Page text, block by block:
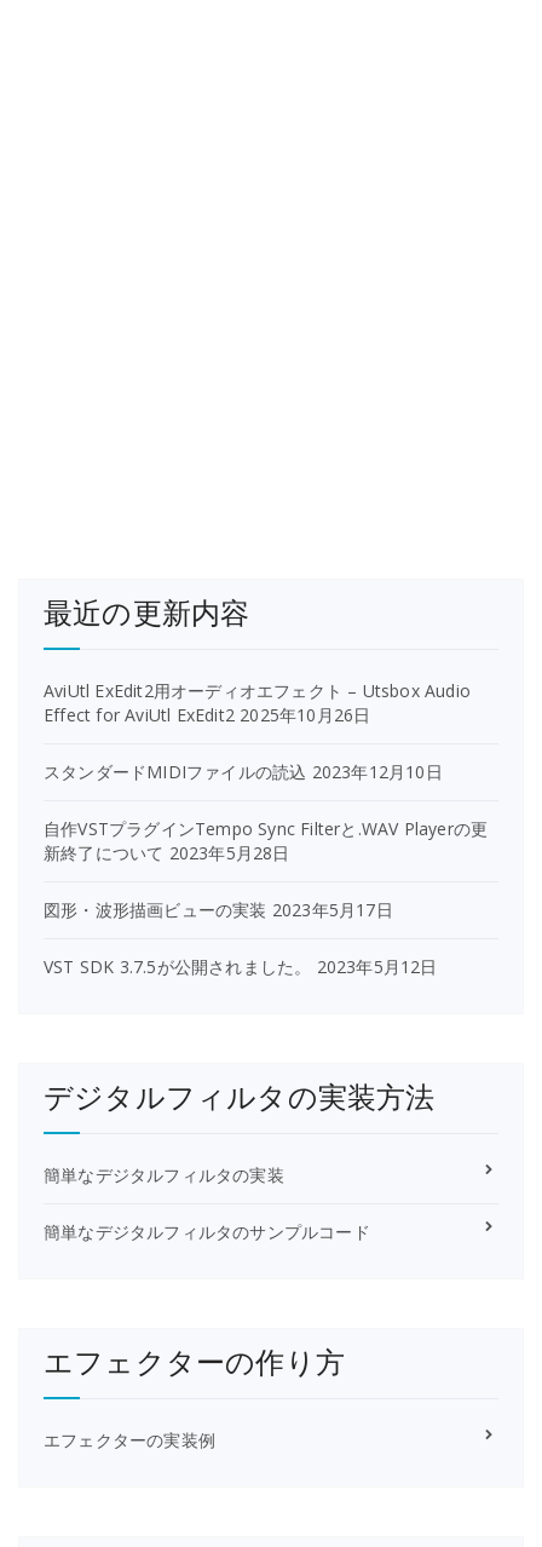
最近の更新内容
AviUtl ExEdit2用オーディオエフェクト – Utsbox Audio
Effect for AviUtl ExEdit2 2025年10月26日
スタンダードMIDIファイルの読込 2023年12月10日
自作VSTプラグインTempo Sync Filterと.WAV Playerの更
新終了について 2023年5月28日
図形・波形描画ビューの実装 2023年5月17日
VST SDK 3.7.5が公開されました。 2023年5月12日
デジタルフィルタの実装方法
簡単なデジタルフィルタの実装
簡単なデジタルフィルタのサンプルコード
エフェクターの作り方
エフェクターの実装例